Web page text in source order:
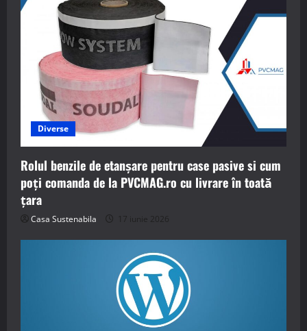
Diverse
Rolul benzile de etanșare pentru case pasive si cum
poți comanda de la PVCMAG.ro cu livrare în toată
țara
Casa Sustenabila 17 iunie 2026